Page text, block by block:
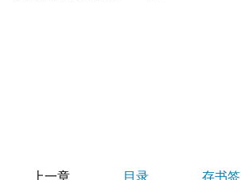
上一章 目录 存书签